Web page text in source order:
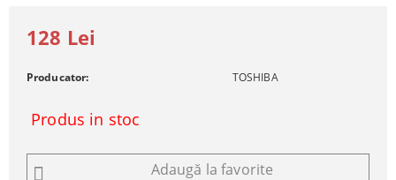
128 Lei
Producator: TOSHIBA
Produs in stoc
Adaugă la favorite